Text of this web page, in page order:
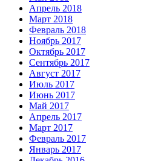
Апрель 2018
Март 2018
Февраль 2018
Ноябрь 2017
Октябрь 2017
Сентябрь 2017
Август 2017
Июль 2017
Июнь 2017
Май 2017
Апрель 2017
Март 2017
Февраль 2017
Январь 2017